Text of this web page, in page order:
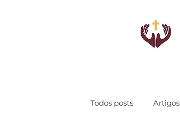
Todos posts Artigos